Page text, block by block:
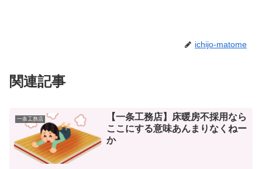
ichijo-matome
関連記事
一条工務店
【一条工務店】床暖房不採用なら
ここにする意味あんまりなくねー
か